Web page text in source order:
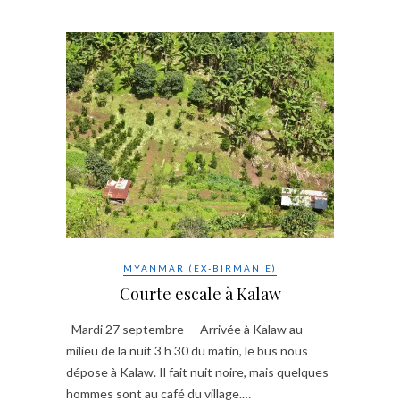
MYANMAR (EX-BIRMANIE)
Courte escale à Kalaw
Mardi 27 septembre — Arrivée à Kalaw au
milieu de la nuit 3 h 30 du matin, le bus nous
dépose à Kalaw. Il fait nuit noire, mais quelques
hommes sont au café du village.…